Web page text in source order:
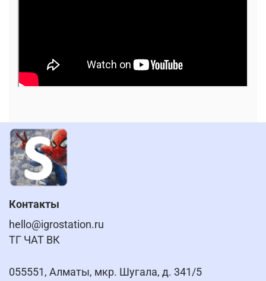
Контакты
hello@igrostation.ru
ТГ ЧАТ ВК
055551, Алматы, мкр. Шугала, д. 341/5